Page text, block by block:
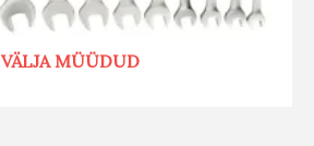
VÄLJA MÜÜDUD